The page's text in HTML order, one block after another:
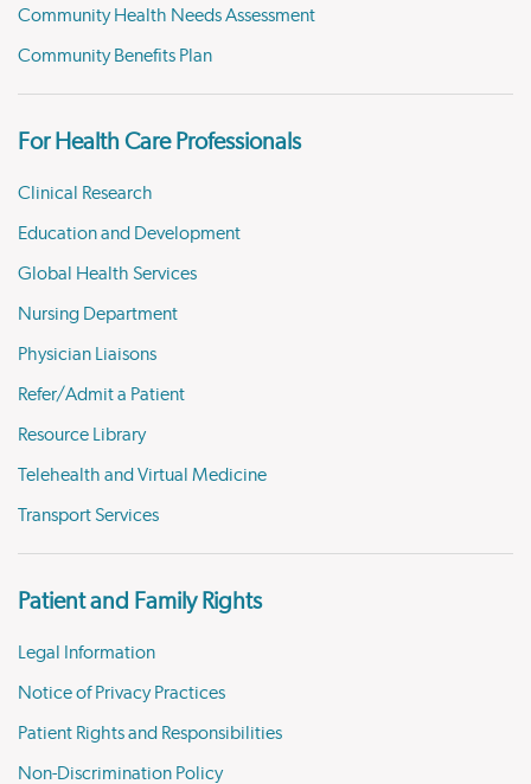
Community Health Needs Assessment
Community Benefits Plan
For Health Care Professionals
Clinical Research
Education and Development
Global Health Services
Nursing Department
Physician Liaisons
Refer/Admit a Patient
Resource Library
Telehealth and Virtual Medicine
Transport Services
Patient and Family Rights
Legal Information
Notice of Privacy Practices
Patient Rights and Responsibilities
Non-Discrimination Policy